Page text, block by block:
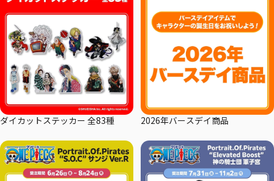
ダイカットステッカー 全83種 2026年バースデイ商品